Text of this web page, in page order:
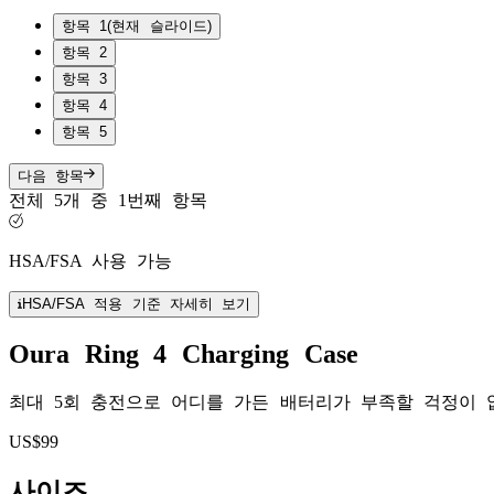
항목 1(현재 슬라이드)
항목 2
항목 3
항목 4
항목 5
다음 항목
전체 5개 중 1번째 항목
HSA/FSA 사용 가능
HSA/FSA 적용 기준 자세히 보기
Oura Ring 4 Charging Case
최대 5회 충전으로 어디를 가든 배터리가 부족할 걱정이
US$99